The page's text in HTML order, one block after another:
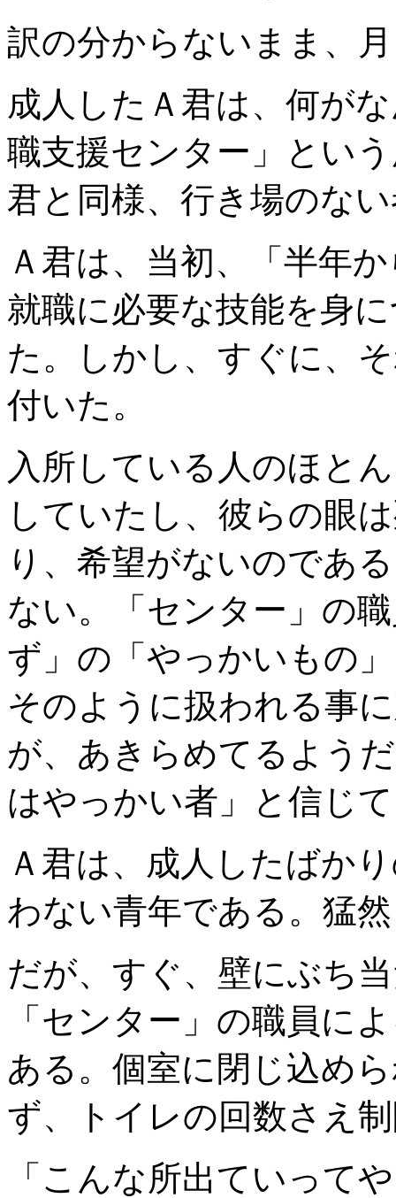
訳の分からないまま、
成人したＡ君は、何が
職支援センター」とい
君と同様、行き場のな
Ａ君は、当初、「半年
就職に必要な技能を身
た。しかし、すぐに、
付いた。
入所している人のほと
していたし、彼らの眼
り、希望がないのであ
ない。「センター」の
ず」の「やっかいもの
そのように扱われる事
が、あきらめてるよう
はやっかい者」と信じ
Ａ君は、成人したばか
わない青年である。猛
だが、すぐ、壁にぶち
「センター」の職員に
ある。個室に閉じ込め
ず、トイレの回数さえ
「こんな所出ていって